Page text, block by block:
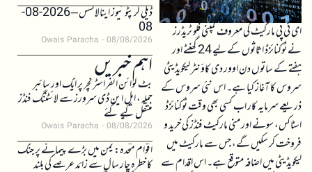
ای ٹی پی مارکیٹ کی معروف کمپنی فلو ٹریڈرز
نے ٹوکنائزڈ اثاثوں کے لیے 24 گھنٹے اور
ہفتے کے ساتوں دن اوور دی کاؤنٹر لیکویڈیٹی
سروس کا آغاز کیا ہے۔ اس نئی سروس کے
ذریعے سرمایہ کار اب کسی بھی وقت ٹوکنائزڈ
اسٹاکس، سونے اور منی مارکیٹ فنڈز کی خرید و
فروخت کر سکیں گے، جس سے مارکیٹ میں
لیکویڈیٹی میں اضافہ متوقع ہے۔ اس اقدام سے
ڈیلی کرپٹو نیوز اینالائسس – 2026-08-
08
Owais Paracha 08/08/2026
اہم خبریں
بٹ کوائن انفراسٹرکچر پر ایک اور سائبر
حملہ، ایل این ڈی سرورز سے لائٹننگ فنڈز
منتقل کیے گئے
Owais Paracha 08/08/2026
اقوام متحدہ: یمن میں بڑے پیمانے پر جنگ
کا خطرہ چار سال سے زائد عرصے کی بلند